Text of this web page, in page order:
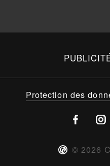
© 2026
Protection des